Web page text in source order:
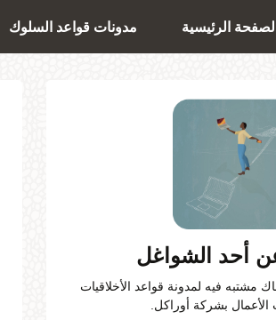
الصفحة الرئيسية مدونات قواعد السلوك
عن أحد الشواغل
مشتبه فيه لمدونة قواعد الأخلاقيات
الأعمال بشركة أوراكل.